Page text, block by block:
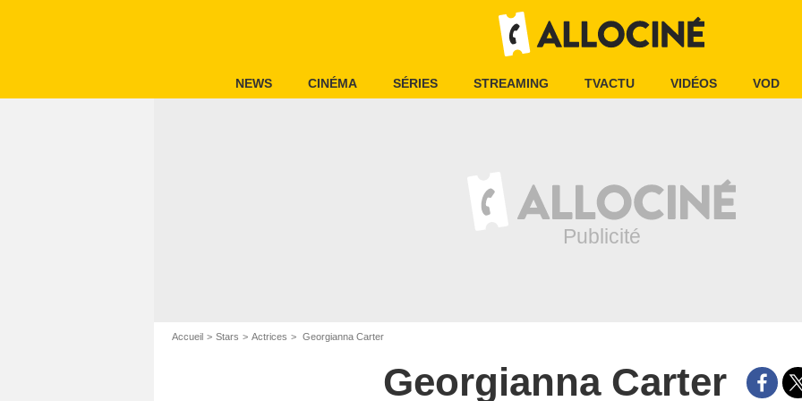
NEWS CINÉMA SÉRIES STREAMING TVACTU VIDÉOS VOD
Accueil Stars Actrices Georgianna Carter
Georgianna Carter